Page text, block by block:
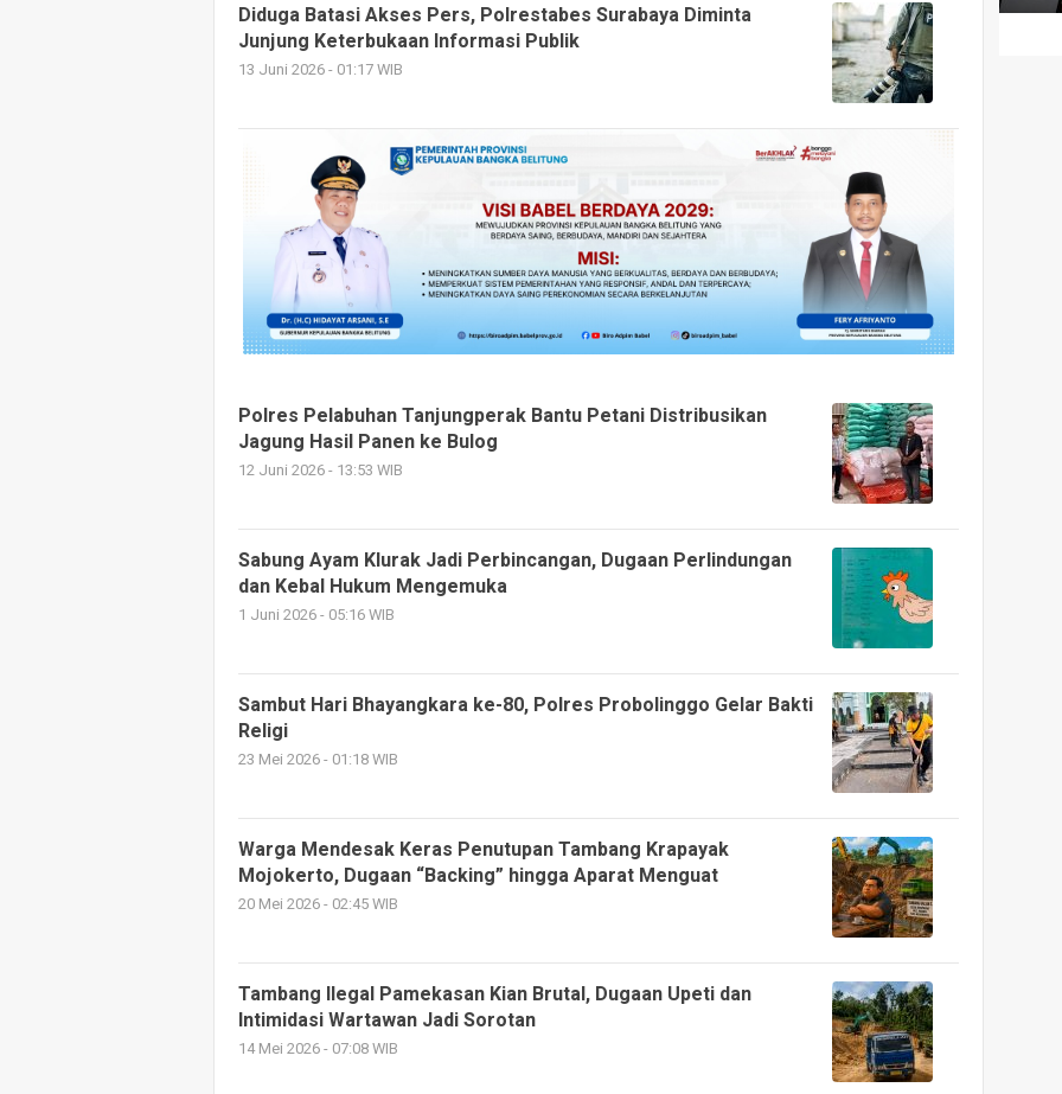
Diduga Batasi Akses Pers, Polrestabes Surabaya Diminta
Junjung Keterbukaan Informasi Publik
13 Juni 2026 - 01:17 WIB
Polres Pelabuhan Tanjungperak Bantu Petani Distribusikan
Jagung Hasil Panen ke Bulog
12 Juni 2026 - 13:53 WIB
Sabung Ayam Klurak Jadi Perbincangan, Dugaan Perlindungan
dan Kebal Hukum Mengemuka
1 Juni 2026 - 05:16 WIB
Sambut Hari Bhayangkara ke-80, Polres Probolinggo Gelar Bakti
Religi
23 Mei 2026 - 01:18 WIB
Warga Mendesak Keras Penutupan Tambang Krapayak
Mojokerto, Dugaan “Backing” hingga Aparat Menguat
20 Mei 2026 - 02:45 WIB
Tambang Ilegal Pamekasan Kian Brutal, Dugaan Upeti dan
Intimidasi Wartawan Jadi Sorotan
14 Mei 2026 - 07:08 WIB